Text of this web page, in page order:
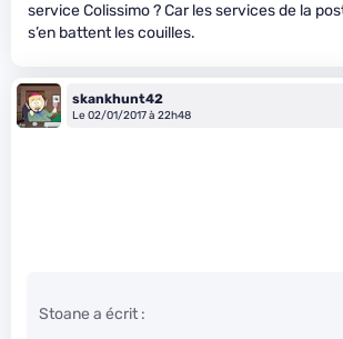
service Colissimo ? Car les services de la
s’en battent les couilles.
skankhunt42
Le 02/01/2017 à 22h48
Stoane a écrit :